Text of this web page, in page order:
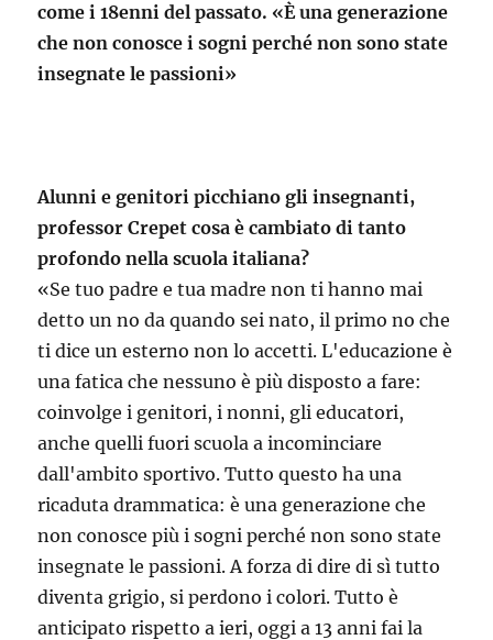
come i 18enni del passato. «È una generazione
che non conosce i sogni perché non sono state
insegnate le passioni»
Alunni e genitori picchiano gli insegnanti,
professor Crepet cosa è cambiato di tanto
profondo nella scuola italiana?
«Se tuo padre e tua madre non ti hanno mai
detto un no da quando sei nato, il primo no che
ti dice un esterno non lo accetti. L'educazione è
una fatica che nessuno è più disposto a fare:
coinvolge i genitori, i nonni, gli educatori,
anche quelli fuori scuola a incominciare
dall'ambito sportivo. Tutto questo ha una
ricaduta drammatica: è una generazione che
non conosce più i sogni perché non sono state
insegnate le passioni. A forza di dire di sì tutto
diventa grigio, si perdono i colori. Tutto è
anticipato rispetto a ieri, oggi a 13 anni fai la